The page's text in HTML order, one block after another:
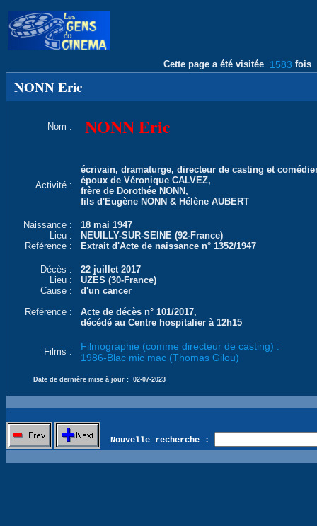
Cette page a été visitée 1583 fois
NONN Eric
Nom : NONN Eric
Activité :
écrivain, dramaturge, directeur de casting et
époux de Véronique CALVEZ,
frère de Dorothée NONN,
fils d'Eugène NONN & Hélène AUBERT
Naissance :
18 mai 1947
Lieu :
NEUILLY-SUR-SEINE (92-France)
Reférence :
Extrait d'Acte de naissance n° 1352/1947
Décès :
22 juillet 2017
Lieu :
UZÈS (30-France)
Cause :
d'un cancer
Reférence :
Acte de décès n° 101/2017,
décédé au Centre hospitalier à 12h15
Films :
Filmographie (comme directeur de casting) :
1986-Blac mic mac (Thomas Gilou)
Date de dernière mise à jour : 02-07-2023
Nouvelle recherche :